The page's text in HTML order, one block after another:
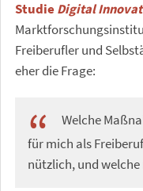
StudieDigital
Freiberufler und
eher die Frage:
Welche
für mich als
nützlich, und